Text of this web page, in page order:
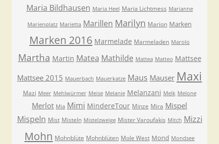
Maria Bildhausen Maria Heel Maria Lichtmess Marianne
Marienplatz Marietta Marillen Marilyn Marion Marken
Marken 2016 Marmelade Marmeladen Marolo
Martha Martin Matea Mathilde Mattea Matteo Mattsee
Mattsee 2015 Mauerbach Mauerkatze Maus Mauser Maxi
Mazi Meer Mehlwürmer Meise Melanie Melanzani Melk Melone
Merlot Mia Mimi MindereTour Minze Mira Mispel
Mispeln Mist Misteln Mistelzweige Mister Varoufakis Mitch Mizzi
Mohn Mohnblüte Mohnblüten Mole West Mond Mondsee